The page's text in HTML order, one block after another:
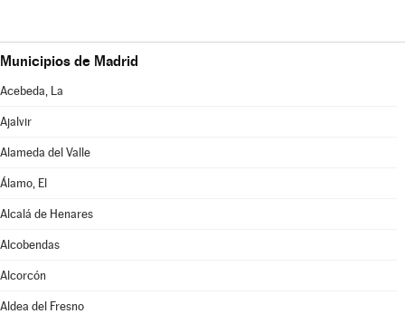
Municipios de Madrid
Acebeda, La
Ajalvir
Alameda del Valle
Álamo, El
Alcalá de Henares
Alcobendas
Alcorcón
Aldea del Fresno